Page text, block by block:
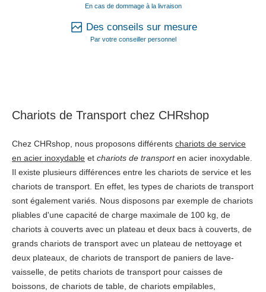
En cas de dommage à la livraison
Des conseils sur mesure
Par votre conseiller personnel
Chariots de Transport chez CHRshop
Chez CHRshop, nous proposons différents chariots de service
en acier inoxydable et chariots de transporten acier inoxydable.
Il existe plusieurs différences entre les chariots de service et les
chariots de transport. En effet, les types de chariots de transport
sont également variés. Nous disposons par exemple de chariots
pliables d'une capacité de charge maximale de 100 kg, de
chariots à couverts avec un plateau et deux bacs à couverts, de
grands chariots de transport avec un plateau de nettoyage et
deux plateaux, de chariots de transport de paniers de lave-
vaisselle, de petits chariots de transport pour caisses de
boissons, de chariots de table, de chariots empilables,